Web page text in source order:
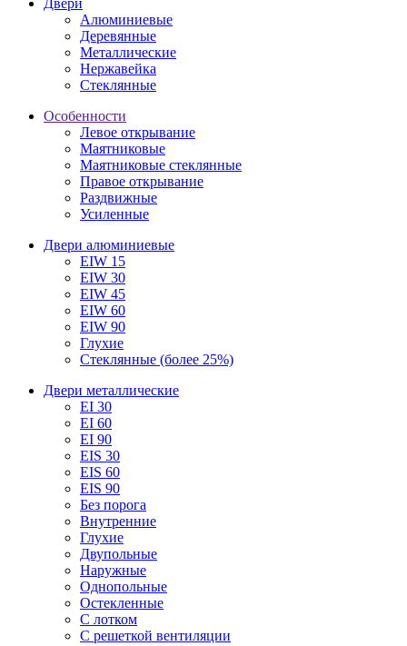
Двери
Алюминиевые
Деревянные
Металлические
Нержавейка
Стеклянные
Особенности
Левое открывание
Маятниковые
Маятниковые стеклянные
Правое открывание
Раздвижные
Усиленные
Двери алюминиевые
EIW 15
EIW 30
EIW 45
EIW 60
EIW 90
Глухие
Стеклянные (более 25%)
Двери металлические
EI 30
EI 60
EI 90
EIS 30
EIS 60
EIS 90
Без порога
Внутренние
Глухие
Двупольные
Наружные
Однопольные
Остекленные
С лотком
С решеткой вентиляции